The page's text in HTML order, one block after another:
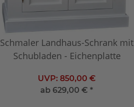
Schmaler Landhaus-Schrank mit
Schubladen - Eichenplatte
UVP: 850,00 €
ab 629,00 € *